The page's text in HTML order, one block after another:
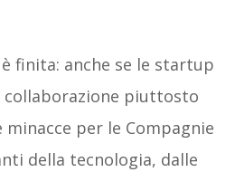
finita: anche se le startup
collaborazione piuttosto
minacce per le Compagnie
della tecnologia, dalle